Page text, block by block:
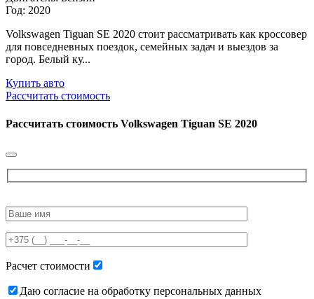
Год: 2020
Volkswagen Tiguan SE 2020 стоит рассматривать как кроссовер
для повседневных поездок, семейных задач и выездов за
город. Белый ку...
Купить авто
Рассчитать стоимость
Рассчитать стоимость Volkswagen Tiguan SE 2020
leave
field
empty.
Расчет стоимости
Даю согласие на обработку персональных данных